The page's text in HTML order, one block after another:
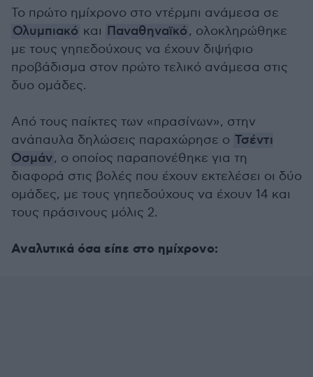
Το πρώτο ημίχρονο στο ντέρμπι ανάμεσα σε
Ολυμπιακό και Παναθηναϊκό, ολοκληρώθηκε
με τους γηπεδούχους να έχουν διψήφιο
προβάδισμα στον πρώτο τελικό ανάμεσα στις
δυο ομάδες.
Από τους παίκτες των «πρασίνων», στην
ανάπαυλα δηλώσεις παραχώρησε ο Τσέντι
Οσμάν, ο οποίος παραπονέθηκε για τη
διαφορά στις βολές που έχουν εκτελέσει οι δύο
ομάδες, με τους γηπεδούχους να έχουν 14 και
τους πράσινους μόλις 2.
Αναλυτικά όσα είπε στο ημίχρονο: